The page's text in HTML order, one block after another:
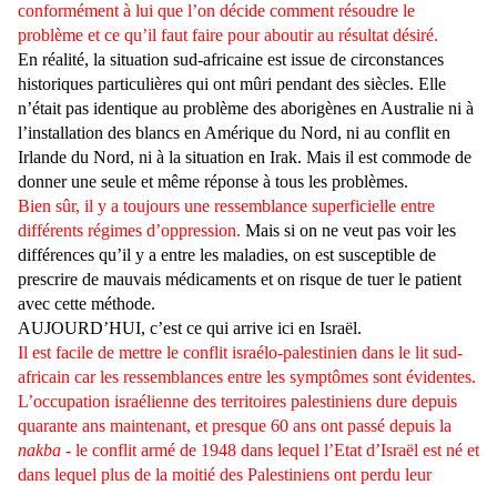
conformément à lui que l’on décide comment résoudre le
problème et ce qu’il faut faire pour aboutir au résultat désiré.
En réalité, la situation sud-africaine est issue de circonstances
historiques particulières qui ont mûri pendant des siècles. Elle
n’était pas identique au problème des aborigènes en Australie ni à
l’installation des blancs en Amérique du Nord, ni au conflit en
Irlande du Nord, ni à la situation en Irak. Mais il est commode de
donner une seule et même réponse à tous les problèmes.
Bien sûr, il y a toujours une ressemblance superficielle entre
différents régimes d’oppression. Mais si on ne veut pas voir les
différences qu’il y a entre les maladies, on est susceptible de
prescrire de mauvais médicaments et on risque de tuer le patient
avec cette méthode.
AUJOURD’HUI, c’est ce qui arrive ici en Israël.
Il est facile de mettre le conflit israélo-palestinien dans le lit sud-
africain car les ressemblances entre les symptômes sont évidentes.
L’occupation israélienne des territoires palestiniens dure depuis
quarante ans maintenant, et presque 60 ans ont passé depuis la
nakba - le conflit armé de 1948 dans lequel l’Etat d’Israël est né et
dans lequel plus de la moitié des Palestiniens ont perdu leur